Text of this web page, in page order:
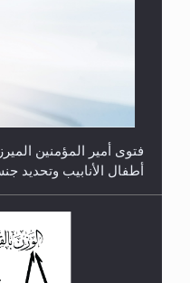
فتوى أمير المؤمنين
أطفال الأنابيب وتحديد